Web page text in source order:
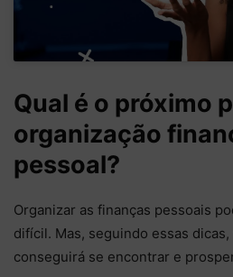
Qual é o próximo
organização
pessoal?
Organizar as finanças pessoais
difícil. Mas, seguindo essas
conseguirá se encontrar e